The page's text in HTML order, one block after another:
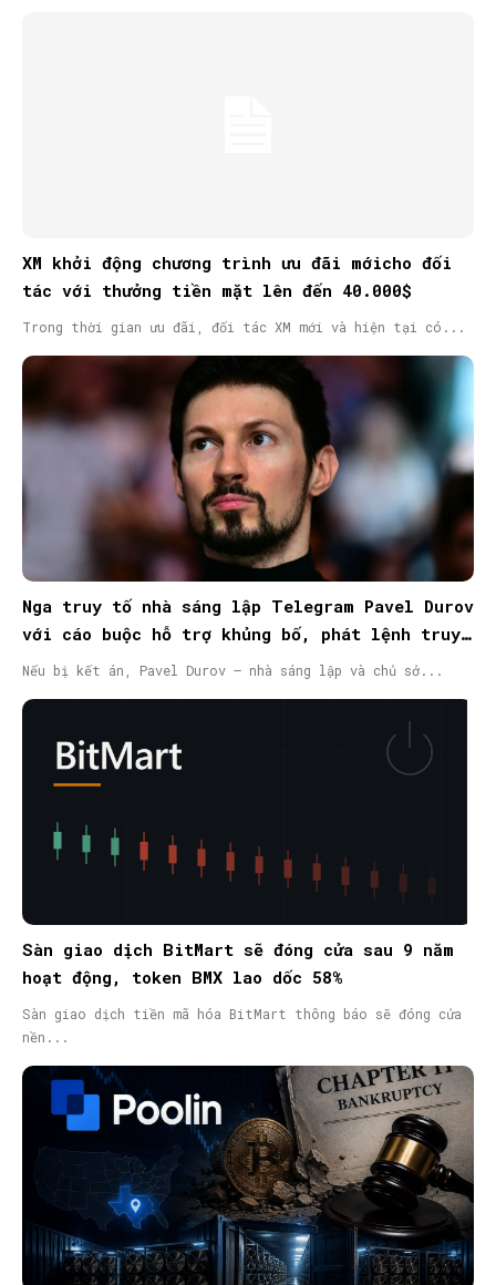
XM khởi động chương trình ưu đãi mớicho đối
tác với thưởng tiền mặt lên đến 40.000$
Trong thời gian ưu đãi, đối tác XM mới và hiện tại có...
Nga truy tố nhà sáng lập Telegram Pavel Durov
với cáo buộc hỗ trợ khủng bố, phát lệnh truy
nã quốc tế
Nếu bị kết án, Pavel Durov – nhà sáng lập và chủ sở...
Sàn giao dịch BitMart sẽ đóng cửa sau 9 năm
hoạt động, token BMX lao dốc 58%
Sàn giao dịch tiền mã hóa BitMart thông báo sẽ đóng cửa
nền...